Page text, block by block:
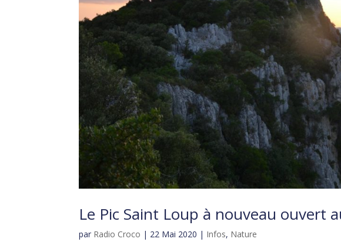
Le Pic Saint Loup à nouveau ouvert
par Radio Croco | 22 Mai 2020 | Infos, Nature